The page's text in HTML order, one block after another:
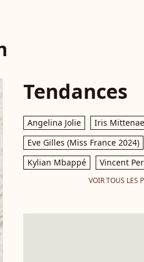
Tendances
Angelina Jolie Iris
Eve Gilles (Miss France 2024)
Kylian Mbappé
Vincent
VOIR TOUS LES